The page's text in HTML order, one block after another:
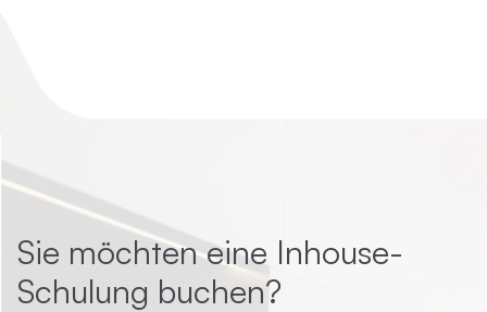
Sie möchten eine Inhouse-
Schulung buchen?